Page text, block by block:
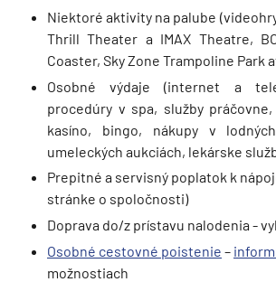
Niektoré aktivity na palube
Thrill Theater a IMAX Theatre,
Coaster, Sky Zone Trampoline Park
Osobné výdaje (internet a
procedúry v spa, služby
kasíno, bingo, nákupy v
umeleckých aukciách, lekárske
Prepitné a servisný poplatok k
stránke o spoločnosti)
Doprava do/z prístavu nalodenia -
Osobné cestovné poistenie –
možnostiach